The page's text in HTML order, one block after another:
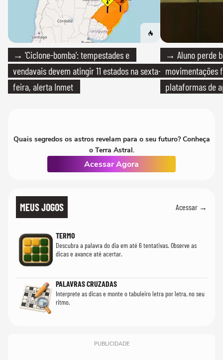
→ 'Ciclone-bomba': tempestades e
vendavais devem atingir 11 estados na sexta-
feira, alerta Inmet
→ Aluno perde
movimentações
plataformas de
Quais segredos os astros revelam para o seu futuro? Conheça
o Terra Astral.
Acessar Agora
MEUS JOGOS Acessar →
TERMO
Descubra a palavra do dia em até 6 tentativas. Observe as
dicas e avance até acertar.
PALAVRAS CRUZADAS
Interprete as dicas e monte o tabuleiro letra por letra, no seu
ritmo.
PUBLICIDADE